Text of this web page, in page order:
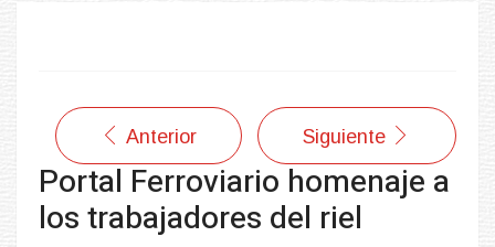
Anterior Siguiente
Portal Ferroviario homenaje a
los trabajadores del riel